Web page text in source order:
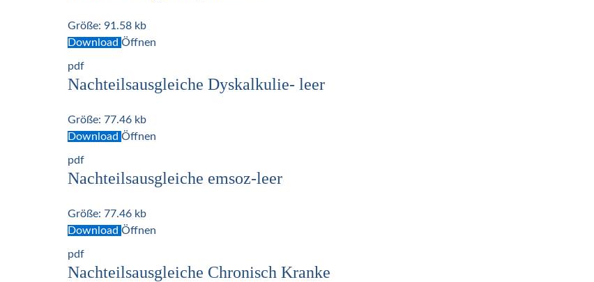
Größe: 91.58 kb
Download Öffnen
pdf
Nachteilsausgleiche Dyskalkulie- leer
Größe: 77.46 kb
Download Öffnen
pdf
Nachteilsausgleiche emsoz-leer
Größe: 77.46 kb
Download Öffnen
pdf
Nachteilsausgleiche Chronisch Kranke